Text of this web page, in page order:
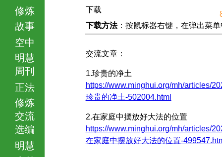
修炼
故事
空中
明慧
周刊
正法
修炼
交流
选编
明慧
下载
下载方法：按鼠标器右键，在弹出菜
交流文章：
1.珍贵的净土
https://www.minghui.org/mh/articles/
珍贵的净土-502004.html
2.在家庭中摆放好大法的位置
https://www.minghui.org/mh/articles/
在家庭中摆放好大法的位置-